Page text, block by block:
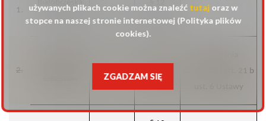
1.
Joanna
M-2
uchwały
2.
§ 12
uchwały
warunków art. 21 b
ust. 6 Ustawy
używanych plikach cookie można znaleźć tutajoraz w
stopce na naszej stronie internetowej (Polityka plików
cookies).
ZGADZAM SIĘ